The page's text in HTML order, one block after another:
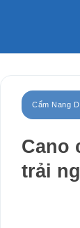
Cẩm Nang
Cano
trải